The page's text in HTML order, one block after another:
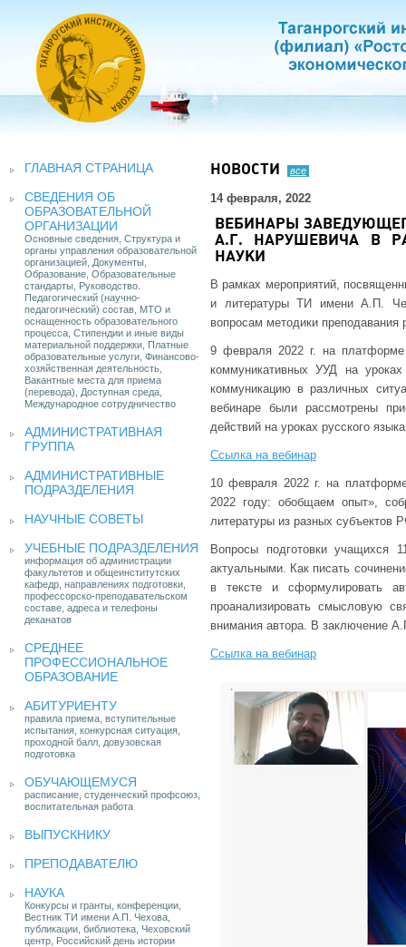
ГЛАВНАЯ СТРАНИЦА
СВЕДЕНИЯ ОБ
ОБРАЗОВАТЕЛЬНОЙ
ОРГАНИЗАЦИИ
Основные сведения, Структура и
органы управления образовательной
организацией, Документы,
Образование, Образовательные
стандарты, Руководство.
Педагогический (научно-
педагогический) состав, МТО и
оснащенность образовательного
процесса, Стипендии и иные виды
материальной поддержки, Платные
образовательные услуги, Финансово-
хозяйственная деятельность,
Вакантные места для приема
(перевода), Доступная среда,
Международное сотрудничество
АДМИНИСТРАТИВНАЯ
ГРУППА
АДМИНИСТРАТИВНЫЕ
ПОДРАЗДЕЛЕНИЯ
НАУЧНЫЕ СОВЕТЫ
УЧЕБНЫЕ ПОДРАЗДЕЛЕНИЯ
информация об администрации
факультетов и общеинститутских
кафедр, направлениях подготовки,
профессорско-преподавательском
составе, адреса и телефоны
деканатов
СРЕДНЕЕ
ПРОФЕССИОНАЛЬНОЕ
ОБРАЗОВАНИЕ
АБИТУРИЕНТУ
правила приема, вступительные
испытания, конкурсная ситуация,
проходной балл, довузовская
подготовка
ОБУЧАЮЩЕМУСЯ
расписание, студенческий профсоюз,
воспитательная работа
ВЫПУСКНИКУ
ПРЕПОДАВАТЕЛЮ
НАУКА
Конкурсы и гранты, конференции,
Вестник ТИ имени А.П. Чехова,
публикации, библиотека, Чеховский
центр, Российский день истории
НОВОСТИ все
14 февраля, 2022
ВЕБИНАРЫ
А.Г. НАРУШЕВИЧА В
НАУКИ
В рамках мероприятий,
и литературы ТИ имени А.П.
вопросам методики преподавания
9 февраля 2022 г. на платформе
коммуникативных УУД на
коммуникацию в различных
вебинаре были рассмотрены
действий на уроках русского
Ссылка на вебинар
10 февраля 2022 г. на
2022 году: обобщаем опыт»,
литературы из разных субъектов
Вопросы подготовки учащихся
актуальными. Как писать
в тексте и сформулировать
проанализировать смысловую
внимания автора. В заключение
Ссылка на вебинар